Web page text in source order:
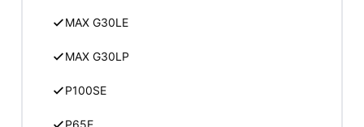
MAX G30LE
MAX G30LP
P100SE